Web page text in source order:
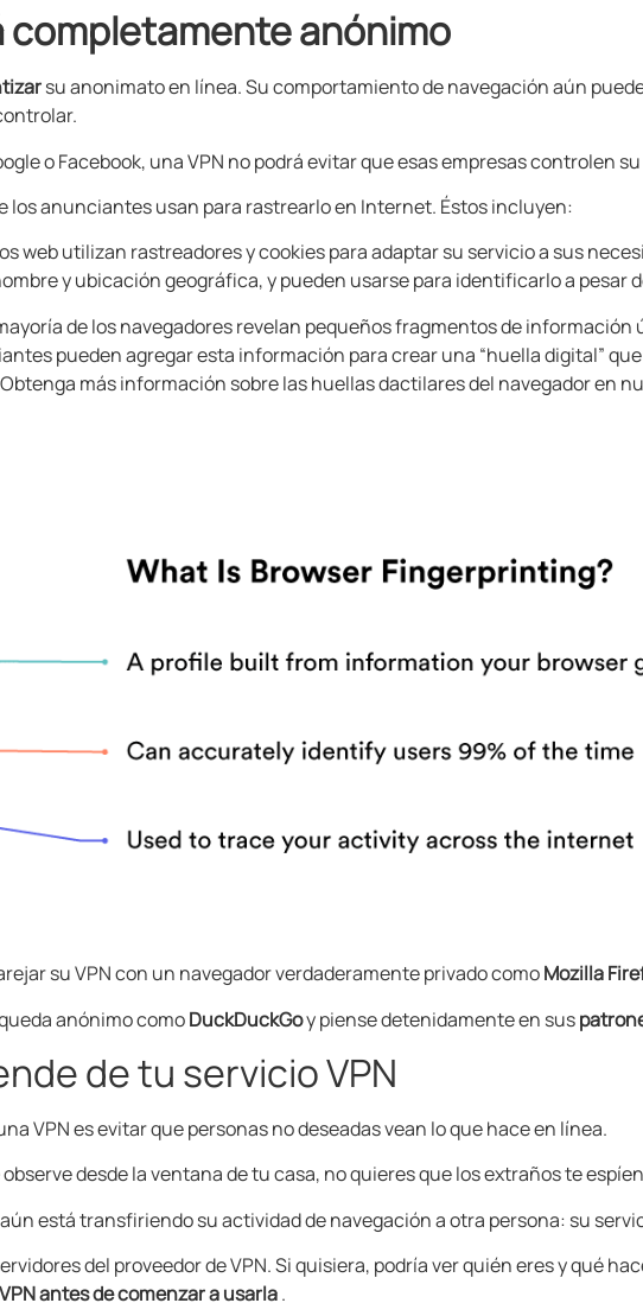
completamente anónimo
su anonimato en línea. Su comportamiento de navegación aún
o Facebook, una VPN no podrá evitar que esas empresas controlen
los anunciantes usan para rastrearlo en Internet. Éstos incluyen:
web utilizan rastreadores y cookies para adaptar su servicio a sus
y ubicación geográfica, y pueden usarse para identificarlo a pesar
de los navegadores revelan pequeños fragmentos de información
pueden agregar esta información para crear una “huella digital”
más información sobre las huellas dactilares del navegador en
su VPN con un navegador verdaderamente privado comoMozilla
anónimo comoDuckDuckGoy piense detenidamente en sus
de tu servicio VPN
VPN es evitar que personas no deseadas vean lo que hace en línea.
desde la ventana de tu casa, no quieres que los extraños te
está transfiriendo su actividad de navegación a otra persona: su
del proveedor de VPN. Si quisiera, podría ver quién eres y qué
antes de comenzar a usarla.